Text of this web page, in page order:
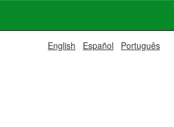
English Español Português